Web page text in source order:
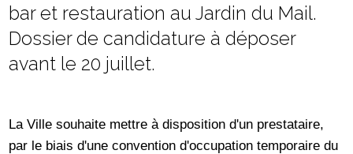
bar et restauration au Jardin du Mail.
Dossier de candidature à déposer
avant le 20 juillet.
La Ville souhaite mettre à disposition d'un prestataire,
par le biais d'une convention d'occupation temporaire du